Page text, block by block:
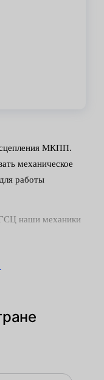
МКПП.
механическое
работы
наши механики
работает должным